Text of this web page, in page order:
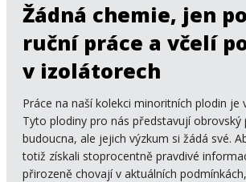
Žádná chemie, jen
ruční práce a včelí
v izolátorech
Práce na naší kolekci minoritních plodin je
Tyto plodiny pro nás představují obrovský
budoucna, ale jejich výzkum si žádá své.
totiž získali stoprocentně pravdivé
přirozeně chovají v aktuálních